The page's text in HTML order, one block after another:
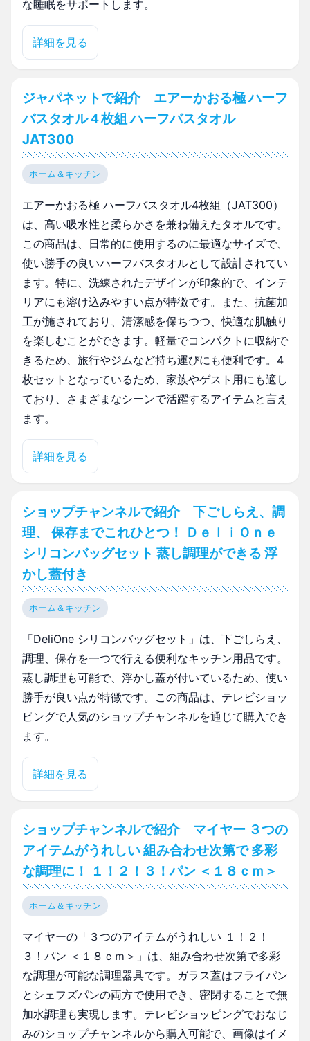
な睡眠をサポートします。
詳細を見る
ジャパネットで紹介 エアーかおる極 ハーフ
バスタオル４枚組 ハーフバスタオル
JAT300
ホーム＆キッチン
エアーかおる極 ハーフバスタオル4枚組（JAT300）
は、高い吸水性と柔らかさを兼ね備えたタオルです。
この商品は、日常的に使用するのに最適なサイズで、
使い勝手の良いハーフバスタオルとして設計されてい
ます。特に、洗練されたデザインが印象的で、インテ
リアにも溶け込みやすい点が特徴です。また、抗菌加
工が施されており、清潔感を保ちつつ、快適な肌触り
を楽しむことができます。軽量でコンパクトに収納で
きるため、旅行やジムなど持ち運びにも便利です。4
枚セットとなっているため、家族やゲスト用にも適し
ており、さまざまなシーンで活躍するアイテムと言え
ます。
詳細を見る
ショップチャンネルで紹介 下ごしらえ、調
理、 保存までこれひとつ！ ＤｅｌｉＯｎｅ
シリコンバッグセット 蒸し調理ができる 浮
かし蓋付き
ホーム＆キッチン
「DeliOne シリコンバッグセット」は、下ごしらえ、
調理、保存を一つで行える便利なキッチン用品です。
蒸し調理も可能で、浮かし蓋が付いているため、使い
勝手が良い点が特徴です。この商品は、テレビショッ
ピングで人気のショップチャンネルを通じて購入でき
ます。
詳細を見る
ショップチャンネルで紹介 マイヤー ３つの
アイテムがうれしい 組み合わせ次第で 多彩
な調理に！ １！２！３！パン ＜１８ｃｍ＞
ホーム＆キッチン
マイヤーの「３つのアイテムがうれしい １！２！
３！パン ＜１８ｃｍ＞」は、組み合わせ次第で多彩
な調理が可能な調理器具です。ガラス蓋はフライパン
とシェフズパンの両方で使用でき、密閉することで無
加水調理も実現します。テレビショッピングでおなじ
みのショップチャンネルから購入可能で、画像はイメ